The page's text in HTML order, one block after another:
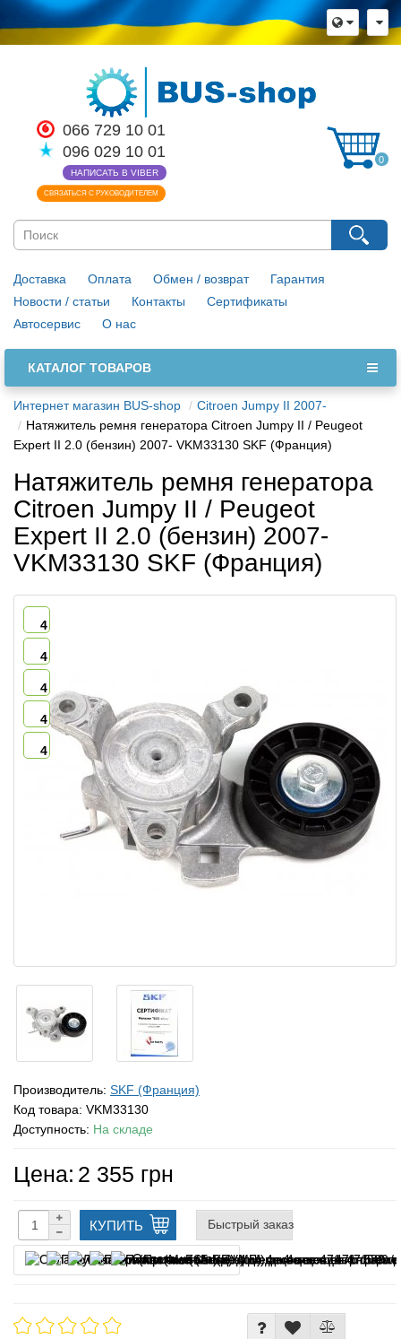
066 729 10 01
096 029 10 01
НАПИСАТЬ В VIBER
СВЯЗАТЬСЯ С РУКОВОДИТЕЛЕМ
0
Доставка Оплата Обмен / возврат
Гарантия
Новости / статьи
Контакты
Сертификаты
Автосервис
О нас
КАТАЛОГ ТОВАРОВ
Интернет магазин BUS-shop
Citroen Jumpy II 2007-
Натяжитель ремня генератора Citroen Jumpy II / Peugeot
Expert II 2.0 (бензин) 2007- VKM33130 SKF (Франция)
Натяжитель ремня генератора
Citroen Jumpy II / Peugeot
Expert II 2.0 (бензин) 2007-
VKM33130 SKF (Франция)
4
4
4
4
4
Производитель: SKF (Франция)
Код товара: VKM33130
Доступность: На складе
Цена: 2 355 грн
КУПИТЬ Быстрый заказ
Оплата частями